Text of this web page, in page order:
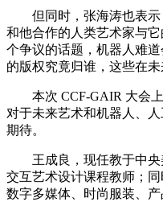
但同时，张海涛也表示
和他合作的人类艺术家与
个争议的话题，机器人难
的版权究竟归谁，这些在
本次 CCF-GAIR 大会上
对于未来艺术和机器人、
期待。
王成良，现任教于中央
交互艺术设计课程教师；
数字多媒体、时尚服装、